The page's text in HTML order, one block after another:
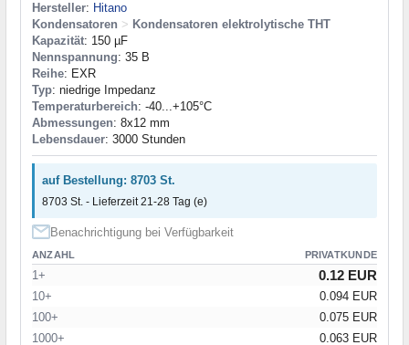
Hersteller: Hitano
Kondensatoren > Kondensatoren elektrolytische THT
Kapazität: 150 µF
Nennspannung: 35 В
Reihe: EXR
Typ: niedrige Impedanz
Temperaturbereich: -40...+105°C
Abmessungen: 8x12 mm
Lebensdauer: 3000 Stunden
auf Bestellung: 8703 St.
8703 St. - Lieferzeit 21-28 Tag (e)
Benachrichtigung bei Verfügbarkeit
ANZAHL PRIVATKUNDE
1+ 0.12 EUR
10+
0.094 EUR
100+
0.075 EUR
1000+
0.063 EUR